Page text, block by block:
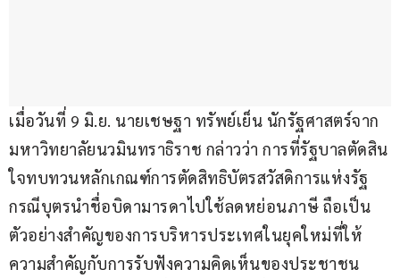
เมื่อวันที่ 9 มิ.ย. นายเชษฐา ทรัพย์เย็น นักรัฐศาสตร์จาก
มหาวิทยาลัยนวมินทราธิราช กล่าวว่า การที่รัฐบาลตัดสิน
ใจทบทวนหลักเกณฑ์การตัดสิทธิบัตรสวัสดิการแห่งรัฐ
กรณีบุตรนำชื่อบิดามารดาไปใช้ลดหย่อนภาษี ถือเป็น
ตัวอย่างสำคัญของการบริหารประเทศในยุคใหม่ที่ให้
ความสำคัญกับการรับฟังความคิดเห็นของประชาชน